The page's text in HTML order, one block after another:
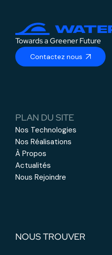
Towards a Greener Future
Contactez nous
PLAN DU SITE
Nos Technologies
Nos Réalisations
À Propos
Actualités
Nous Rejoindre
NOUS TROUVER